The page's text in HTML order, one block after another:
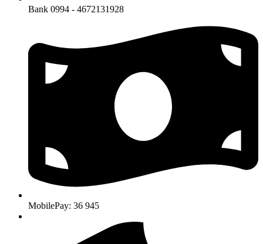
Bank 0994 - 4672131928
MobilePay: 36 945